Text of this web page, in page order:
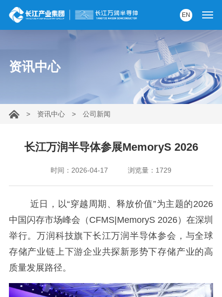
产品中心
服务支持
资讯中心
内部AI助手
EN
资讯中心
> 资讯中心> 公司新闻
长江万润半导体参展MemoryS 2026
时间：2026-04-17 浏览量：1729
近日，以“穿越周期、释放价值”为主题的2026
中国闪存市场峰会（CFMS|MemoryS 2026）在深圳
举行。万润科技旗下长江万润半导体参会，与全球
存储产业链上下游企业共探新形势下存储产业的高
质量发展路径。